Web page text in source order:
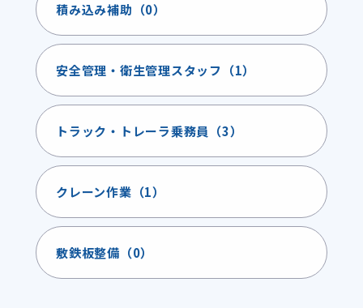
積み込み補助（0）
安全管理・衛生管理スタッフ（1）
トラック・トレーラ乗務員（3）
クレーン作業（1）
敷鉄板整備（0）